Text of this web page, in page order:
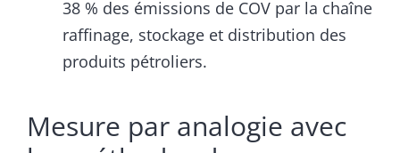
38 % des émissions de COV par la chaîne
raffinage, stockage et distribution des
produits pétroliers.
Mesure par analogie avec